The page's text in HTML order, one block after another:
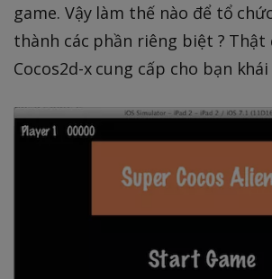
game. Vậy làm thế nào để tổ
thành các phần riêng biệt ? Thật
Cocos2d-x cung cấp cho bạn